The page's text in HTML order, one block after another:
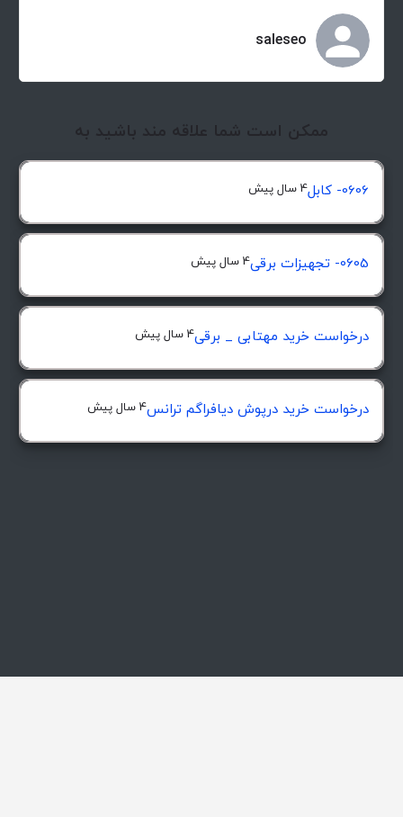
saleseo
ممکن است شما علاقه مند باشید به
0606- کابل 4 سال پیش
0605- تجهیزات برقی 4 سال پیش
درخواست خرید مهتابی _ برقی4 سال پیش
درخواست خرید درپوش ديافراگم ترانس4 سال پیش